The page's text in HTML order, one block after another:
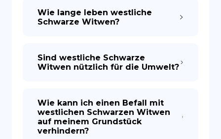
Wie lange leben westliche
Schwarze Witwen?
Sind westliche Schwarze
Witwen nützlich für die Umwelt?
Wie kann ich einen Befall mit
westlichen Schwarzen Witwen
auf meinem Grundstück
verhindern?